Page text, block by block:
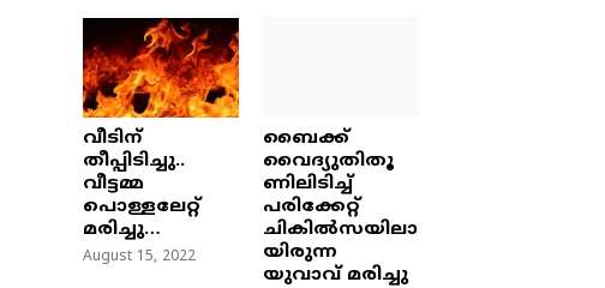
വീടിന്
തീപ്പിടിച്ചു..
വീട്ടമ്മ
പൊള്ളലേറ്റ്
മരിച്ചു…
August 15, 2022
ബൈക്ക്
വൈദ്യുതിതൂ
ണിലിടിച്ച്‌
പരിക്കേറ്റ്
ചികില്‍സയിലാ
യിരുന്ന
യുവാവ് മരിച്ചു